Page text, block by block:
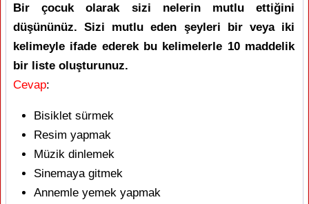
Bir çocuk olarak sizi nelerin mutlu ettiğini
düşününüz. Sizi mutlu eden şeyleri bir veya iki
kelimeyle ifade ederek bu kelimelerle 10 maddelik
bir liste oluşturunuz.
Cevap:
Bisiklet sürmek
Resim yapmak
Müzik dinlemek
Sinemaya gitmek
Annemle yemek yapmak